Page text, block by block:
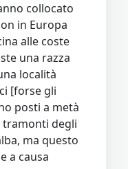
collocato
in Europa
alle coste
una razza
località
[forse gli
posti a metà
tramonti degli
ma questo
a causa